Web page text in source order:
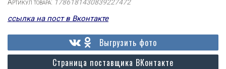
Артикул товара: 1786181430839227472
ссылка на пост в Вконтакте
Страница поставщика ВКонтакте
Выгрузить фото